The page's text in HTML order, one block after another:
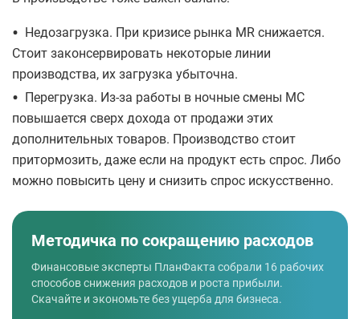
• Недозагрузка. При кризисе рынка MR снижается.
Стоит законсервировать некоторые линии
производства, их загрузка убыточна.
•
Перегрузка. Из-за работы в ночные смены MC
повышается сверх дохода от продажи этих
дополнительных товаров. Производство стоит
притормозить, даже если на продукт есть спрос. Либо
можно повысить цену и снизить спрос искусственно.
Методичка по сокращению расходов
Финансовые эксперты ПланФакта собрали 16 рабочих
способов снижения расходов и роста прибыли.
Скачайте и экономьте без ущерба для бизнеса.